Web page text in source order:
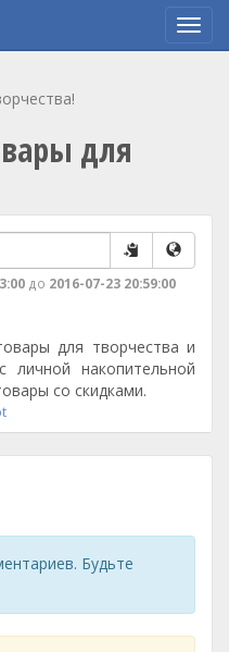
для
до 2016-07-23 20:59:00
для творчества и
личной накопительной
со скидками.
Будьте